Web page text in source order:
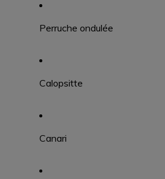
Perruche ondulée
Calopsitte
Canari